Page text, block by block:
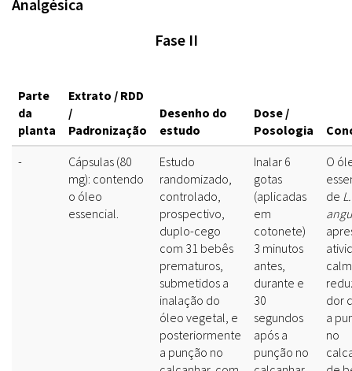
Analgésica
Fase II
Parte
da
planta
Extrato / RDD
/
Padronização
Desenho do
estudo
Dose /
Posologia
-
Cápsulas (80
mg): contendo
o óleo
essencial.
Estudo
randomizado,
controlado,
prospectivo,
duplo-cego
com 31 bebês
prematuros,
submetidos a
inalação do
óleo vegetal, e
posteriormente
a punção no
Inalar 6
gotas
(aplicadas
em
cotonete)
3 minutos
antes,
durante e
30
segundos
após a
punção no
O
de L.
dor
a
no